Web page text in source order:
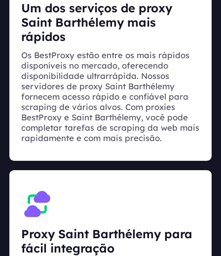
Um dos serviços de proxy
Saint Barthélemy mais
rápidos
Os BestProxy estão entre os mais rápidos
disponíveis no mercado, oferecendo
disponibilidade ultrarrápida. Nossos
servidores de proxy Saint Barthélemy
fornecem acesso rápido e confiável para
scraping de vários alvos. Com proxies
BestProxy e Saint Barthélemy, você pode
completar tarefas de scraping da web mais
rapidamente e com mais precisão.
Proxy Saint Barthélemy para
fácil integração